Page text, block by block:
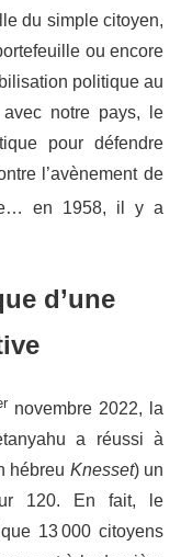
du simple citoyen,
ou encore
politique au
notre pays, le
pour défendre
l’avènement de
en 1958, il y a
d’une
novembre 2022, la
a réussi à
hébreu Knesset) un
120. En fait, le
13 000 citoyens